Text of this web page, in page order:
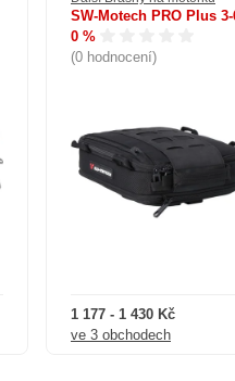
SW-Motech PRO Plus 3-
0 %
(0 hodnocení)
1 177 - 1 430 Kč
ve 3 obchodech